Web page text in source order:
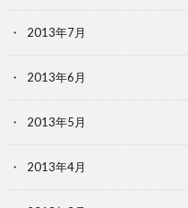
2013年7月
2013年6月
2013年5月
2013年4月